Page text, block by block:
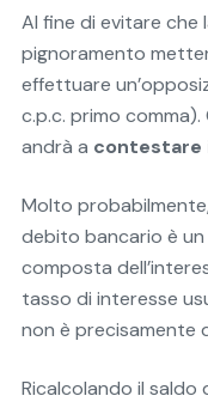
Al fine di evitare che
pignoramento
effettuare
c.p.c. primo
andrà a contestare
Molto
debito bancario è
composta
tasso di interesse
non è precisamente
Ricalcolando il